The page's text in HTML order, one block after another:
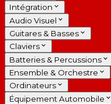
Intégration
Audio Visuel
Guitares & Basses
Claviers
Batteries & Percussions
Ensemble & Orchestre
Ordinateurs
Équipement Automobile